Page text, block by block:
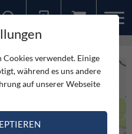
täglichen Prognosen
verwendet. Einige
während es uns andere
auf unserer Webseite